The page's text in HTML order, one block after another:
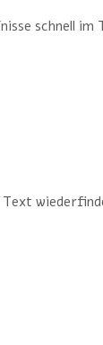
schnell
Text